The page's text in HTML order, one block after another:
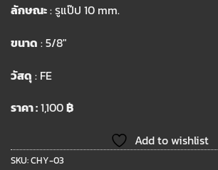
ลักษณะ: รูแป๊ป 10 mm.
ขนาด : 5/8″
วัสดุ : FE
ราคา :1,100฿
Add to wishlist
SKU:CHY-03